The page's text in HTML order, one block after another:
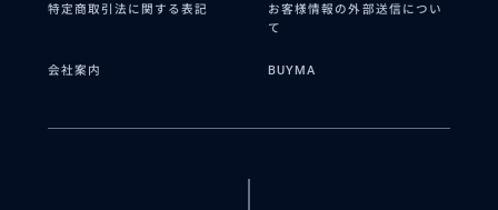
特定商取引法に関する表記
お客様情報の外部送信につい
て
会社案内 BUYMA